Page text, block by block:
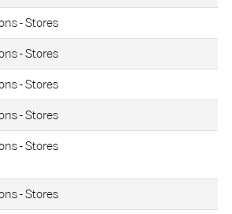
- Stores
- Stores
- Stores
- Stores
- Stores
- Stores